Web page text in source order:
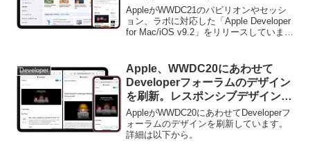
v9.2」をリリース。
AppleがWWDC21のパビリオンやセッシ
ョン、ラボに対応した「Apple Developer
for Mac/iOS v9.2」をリリースしていま
Developer
Apple、WWDC20にあわせて
Developerフォーラムのデザイン
を刷新。レスポンシブデザインや
タグ機能を採用。
AppleがWWDC20にあわせてDeveloperフ
ォーラムのデザインを刷新しています。
詳細は以下から。